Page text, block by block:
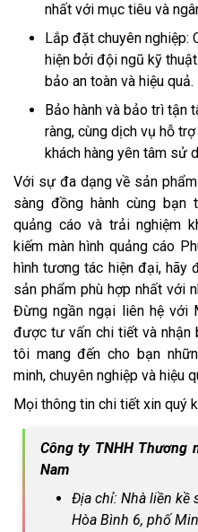
nhất với mục tiêu và
Lắp đặt chuyên nghiệp:
hiện bởi đội ngũ kỹ
bảo an toàn và hiệu quả.
Bảo hành và bảo trì tận
ràng, cùng dịch vụ hỗ
khách hàng yên tâm sử
Với sự đa dạng về sản
sàng đồng hành cùng bạn
quảng cáo và trải nghiệm
kiếm màn hình quảng cáo
hình tương tác hiện đại, hãy
sản phẩm phù hợp nhất với
Đừng ngần ngại liên hệ với
được tư vấn chi tiết và nhận
tôi mang đến cho bạn
minh, chuyên nghiệp và hiệu
Mọi thông tin chi tiết xin quý
Công ty TNHH Thương
Nam
Địa chỉ: Nhà liền kề
Hòa Bình 6, phố